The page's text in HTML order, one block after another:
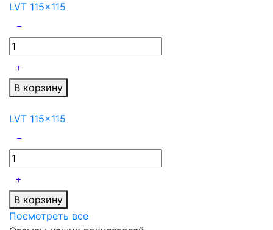
LVT 115x115
В корзину
LVT 115x115
В корзину
Посмотреть все